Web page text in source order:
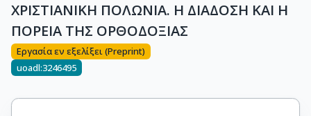
ΧΡΙΣΤΙΑΝΙΚΗ ΠΟΛΩΝΙΑ. Η ΔΙΑΔOΣΗ ΚΑΙ Η
ΠΟΡΕΙΑ ΤΗΣ ΟΡΘΟΔΟΞΙΑΣ
Εργασία εν εξελίξει (Preprint)
uoadl:3246495